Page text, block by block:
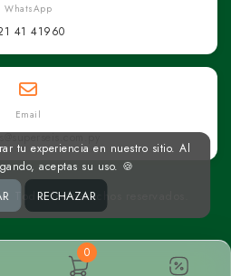
0
WhatsApp
41 41960
Email
Todos los derechos reservados.
tu experiencia en nuestro sitio. Al
aceptas su uso. 🍪
RECHAZAR